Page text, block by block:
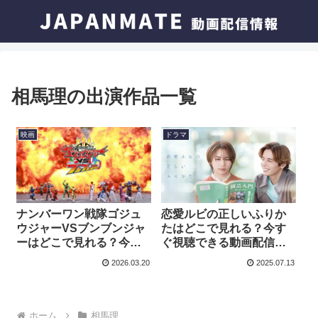
相馬理の出演作品一覧
映画
ナンバーワン戦隊ゴジュ
ウジャーVSブンブンジャ
ーはどこで見れる？今す
ぐ視聴できる動画配信サ
2026.03.20
ドラマ
恋愛ルビの正しいふりか
たはどこで見れる？今す
ぐ視聴できる動画配信サ
2025.07.13
ホーム 相馬理